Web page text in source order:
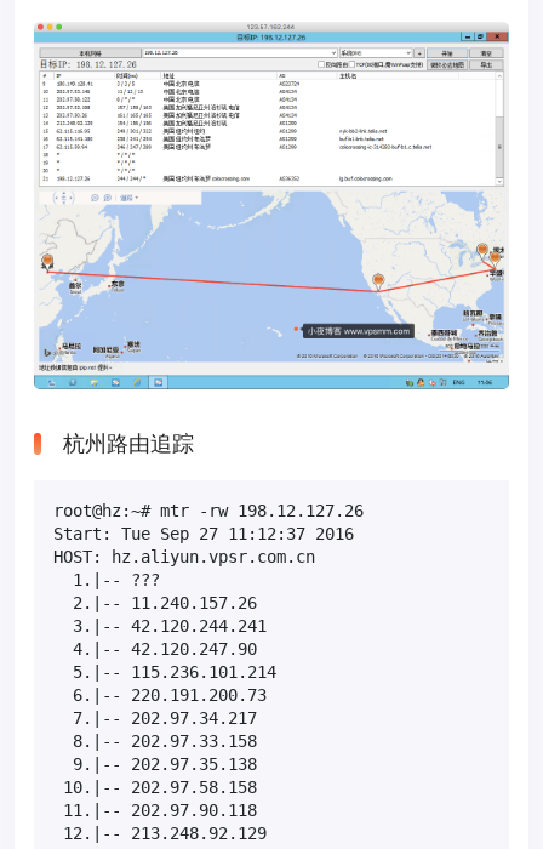
杭州路由追踪
root@hz:~# mtr -rw 198.12.127.26
Start: Tue Sep 27 11:12:37 2016
HOST: hz.aliyun.vpsr.com.cn
1.|-- ???
2.|-- 11.240.157.26
3.|-- 42.120.244.241
4.|-- 42.120.247.90
5.|-- 115.236.101.214
6.|-- 220.191.200.73
7.|-- 202.97.34.217
8.|-- 202.97.33.158
9.|-- 202.97.35.138
10.|-- 202.97.58.158
11.|-- 202.97.90.118
12.|-- 213.248.92.129